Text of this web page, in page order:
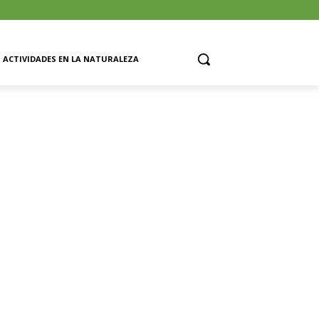
ACTIVIDADES EN LA NATURALEZA